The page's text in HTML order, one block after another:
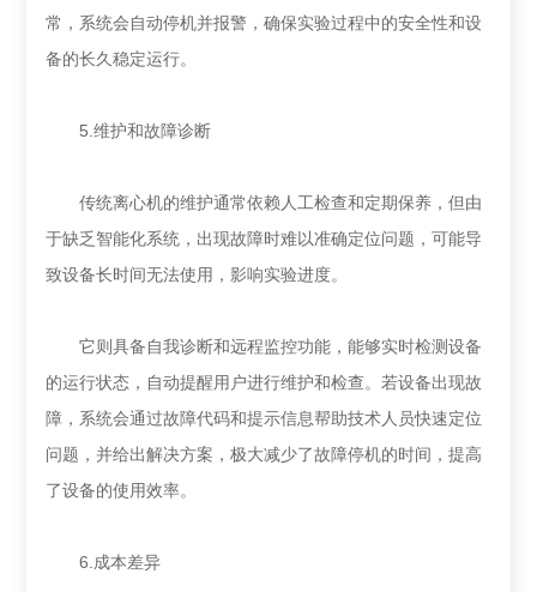
常，系统会自动停机并报警，确保实验过程中的安全性和设
备的长久稳定运行。
5.维护和故障诊断
传统离心机的维护通常依赖人工检查和定期保养，但由
于缺乏智能化系统，出现故障时难以准确定位问题，可能导
致设备长时间无法使用，影响实验进度。
它则具备自我诊断和远程监控功能，能够实时检测设备
的运行状态，自动提醒用户进行维护和检查。若设备出现故
障，系统会通过故障代码和提示信息帮助技术人员快速定位
问题，并给出解决方案，极大减少了故障停机的时间，提高
了设备的使用效率。
6.成本差异